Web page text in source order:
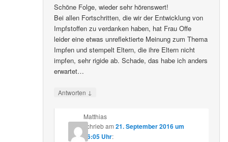
Schöne Folge, wieder sehr hörenswert!
Bei allen Fortschritten, die wir der Entwicklung von
Impfstoffen zu verdanken haben, hat Frau Offe
leider eine etwas unreflektierte Meinung zum Thema
Impfen und stempelt Eltern, die ihre Eltern nicht
impfen, sehr rigide ab. Schade, das habe ich anders
erwartet…
Antworten ↓
Matthias
schriebam 21. September 2016 um
16:05 Uhr: